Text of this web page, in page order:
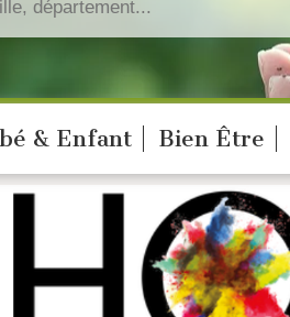
& Enfant Bien Être